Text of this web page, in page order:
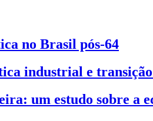
no Brasil pós-64
industrial e
um estudo sobre a